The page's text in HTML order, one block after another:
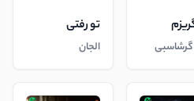
گرشاسبی
تو رفتی
الجان